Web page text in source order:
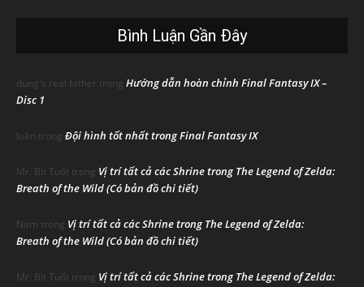
Bình Luận Gần Đây
dung's real father trong Hướng dẫn hoàn chỉnh Final Fantasy IX –
Disc 1
luân trong Đội hình tốt nhất trong Final Fantasy IX
Mr. Bít Tuốt trong Vị trí tất cả các Shrine trong The Legend of Zelda:
Breath of the Wild (Có bản đồ chi tiết)
Nam trong Vị trí tất cả các Shrine trong The Legend of Zelda:
Breath of the Wild (Có bản đồ chi tiết)
Mr. Bít Tuốt trong Vị trí tất cả các Shrine trong The Legend of Zelda: